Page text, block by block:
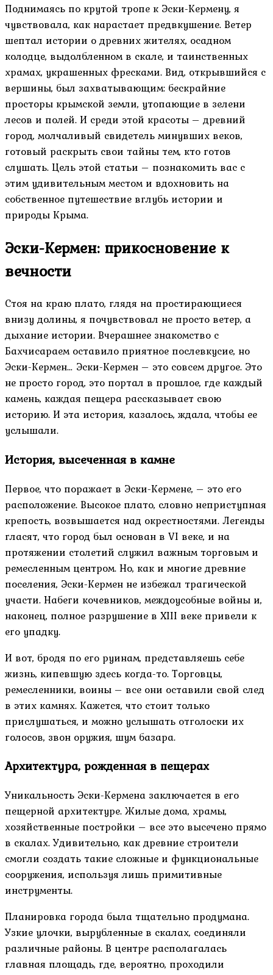
Поднимаясь по крутой тропе к Эски-Кермену, я
чувствовала, как нарастает предвкушение. Ветер
шептал истории о древних жителях, осадном
колодце, выдолбленном в скале, и таинственных
храмах, украшенных фресками. Вид, открывшийся с
вершины, был захватывающим: бескрайние
просторы крымской земли, утопающие в зелени
лесов и полей. И среди этой красоты – древний
город, молчаливый свидетель минувших веков,
готовый раскрыть свои тайны тем, кто готов
слушать. Цель этой статьи – познакомить вас с
этим удивительным местом и вдохновить на
собственное путешествие вглубь истории и
природы Крыма.
Эски-Кермен: прикосновение к
вечности
Стоя на краю плато, глядя на простирающиеся
внизу долины, я почувствовал не просто ветер, а
дыхание истории. Вчерашнее знакомство с
Бахчисараем оставило приятное послевкусие, но
Эски-Кермен… Эски-Кермен – это совсем другое. Это
не просто город, это портал в прошлое, где каждый
камень, каждая пещера рассказывает свою
историю. И эта история, казалось, ждала, чтобы ее
услышали.
История, высеченная в камне
Первое, что поражает в Эски-Кермене, – это его
расположение. Высокое плато, словно неприступная
крепость, возвышается над окрестностями. Легенды
гласят, что город был основан в VI веке, и на
протяжении столетий служил важным торговым и
ремесленным центром. Но, как и многие древние
поселения, Эски-Кермен не избежал трагической
участи. Набеги кочевников, междоусобные войны и,
наконец, полное разрушение в XIII веке привели к
его упадку.
И вот, бродя по его руинам, представляешь себе
жизнь, кипевшую здесь когда-то. Торговцы,
ремесленники, воины – все они оставили свой след
в этих камнях. Кажется, что стоит только
прислушаться, и можно услышать отголоски их
голосов, звон оружия, шум базара.
Архитектура, рожденная в пещерах
Уникальность Эски-Кермена заключается в его
пещерной архитектуре. Жилые дома, храмы,
хозяйственные постройки – все это высечено прямо
в скалах. Удивительно, как древние строители
смогли создать такие сложные и функциональные
сооружения, используя лишь примитивные
инструменты.
Планировка города была тщательно продумана.
Узкие улочки, вырубленные в скалах, соединяли
различные районы. В центре располагалась
главная площадь, где, вероятно, проходили